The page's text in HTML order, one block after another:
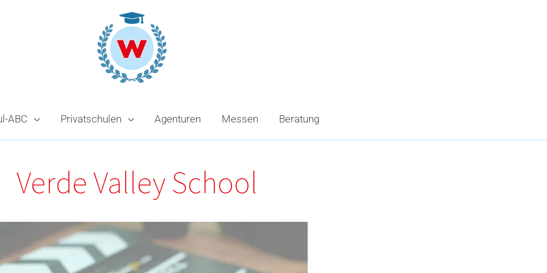
ABC Privatschulen Agenturen Messen Beratung
Verde Valley School